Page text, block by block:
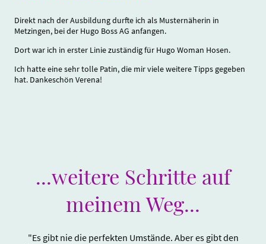
Direkt nach der Ausbildung durfte ich als Musternäherin in
Metzingen, bei der Hugo Boss AG anfangen.
Dort war ich in erster Linie zuständig für Hugo Woman Hosen.
Ich hatte eine sehr tolle Patin, die mir viele weitere Tipps gegeben
hat. Dankeschön Verena!
...weitere Schritte auf
meinem Weg...
"Es gibt nie die perfekten Umstände. Aber es gibt den